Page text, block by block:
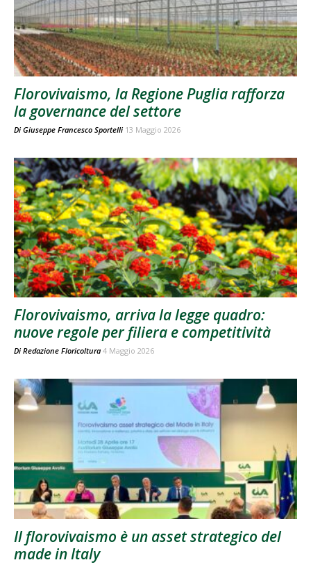
Florovivaismo, la Regione Puglia rafforza
la governance del settore
Di Giuseppe Francesco Sportelli 13 Maggio 2026
Florovivaismo, arriva la legge quadro:
nuove regole per filiera e competitività
Di Redazione Floricoltura 4 Maggio 2026
Il florovivaismo è un asset strategico del
made in Italy